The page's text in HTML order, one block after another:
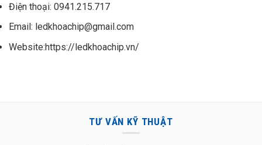
Điện thoại: 0941.215.717
Email: ledkhoachip@gmail.com
Website:https://ledkhoachip.vn/
TƯ VẤN KỸ THUẬT